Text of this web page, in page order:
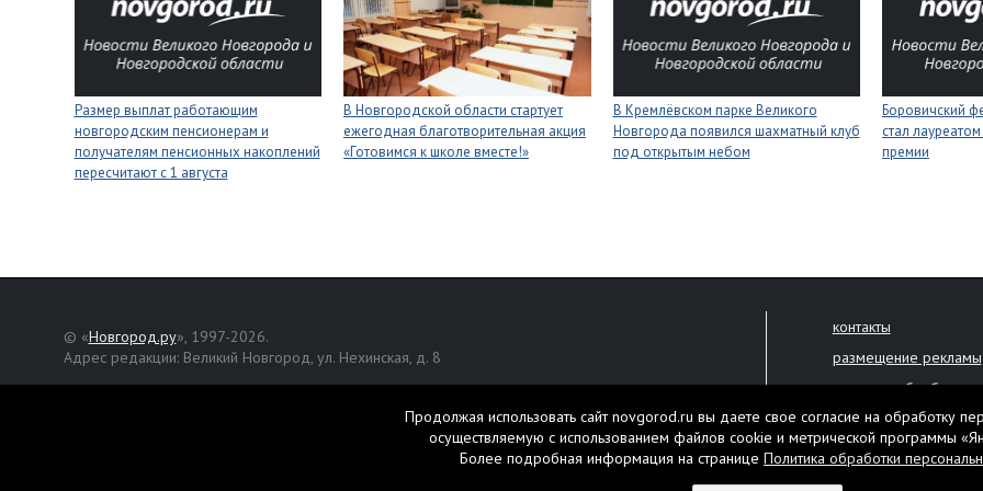
Размер выплат работающим
новгородским пенсионерам и
получателям пенсионных накоплений
пересчитают с 1 августа
В Новгородской области стартует
ежегодная благотворительная акция
«Готовимся к школе вместе!»
В Кремлёвском парке Великого
Новгорода появился шахматный клуб
под открытым небом
Боровичский
стал
премии
© «Новгород.ру», 1997-2026.
Адрес редакции: Великий Новгород, ул. Нехинская, д. 8
, публикуются на правах рекламы.
контакты
размещение рекламы
политика обработки
Настоящий ресурс
Нашли ошибку?
Продолжая использовать сайт novgorod.ru вы даете свое согласие на обработку
осуществляемую с использованием файлов cookie и метрической программы
Более подробная информация на странице Политика обработки